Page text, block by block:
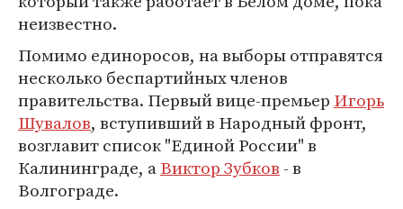
неизвестно.
Помимо единоросов, на выборы отправятся
несколько беспартийных членов
правительства. Первый вице-премьер Игорь
Шувалов, вступивший в Народный фронт,
возглавит список "Единой России" в
Калининграде, аВиктор Зубков - в
Волгограде.